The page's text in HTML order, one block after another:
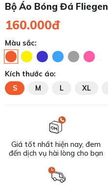
Bộ Áo Bóng Đá Fliegen
160.000đ
Màu sắc:
Kích thước áo:
S M L XL
Giá tốt nhất hiện nay, đem
đến dịch vụ hài lòng cho bạn